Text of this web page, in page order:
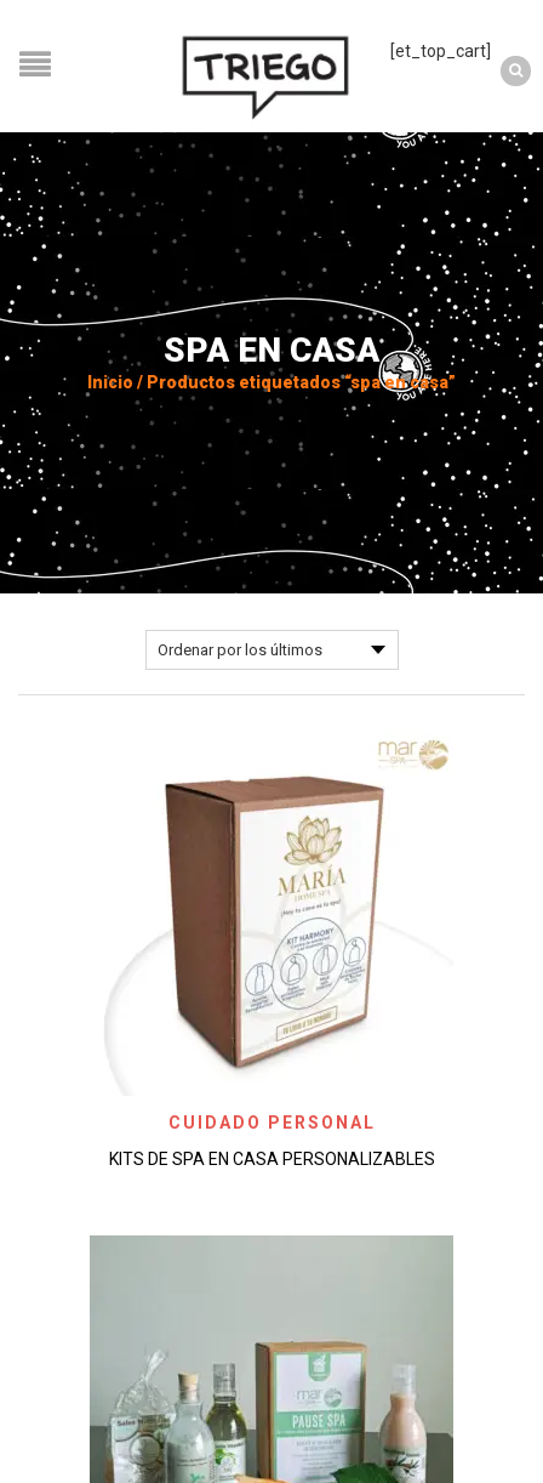
[et_top_cart]
SPA EN CASA
Inicio / Productos etiquetados “spa en casa”
CUIDADO PERSONAL
KITS DE SPA EN CASA PERSONALIZABLES